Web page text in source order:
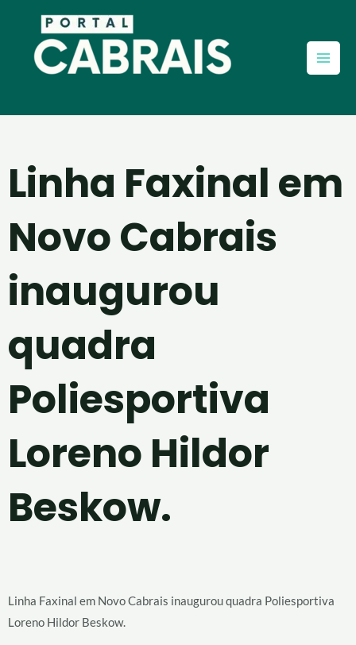
conteúdo
Linha Faxinal em
Novo Cabrais
inaugurou
quadra
Poliesportiva
Loreno Hildor
Beskow.
Linha Faxinal em Novo Cabrais inaugurou quadra Poliesportiva
Loreno Hildor Beskow.